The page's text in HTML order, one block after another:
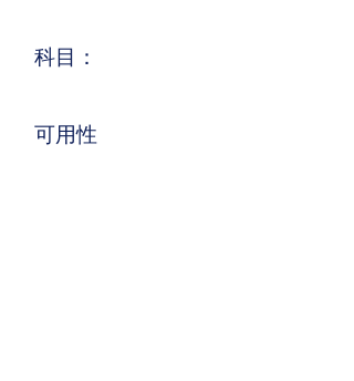
科目：
可用性